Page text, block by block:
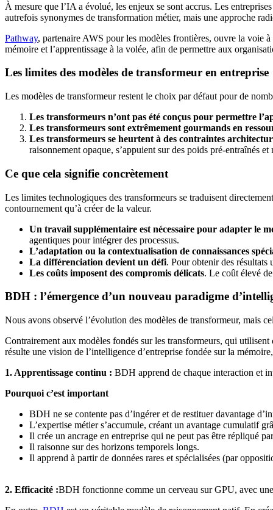
À mesure que l’IA a évolué, les enjeux se sont accrus. Les
autrefois synonymes de transformation métier, mais une approche
Pathway, partenaire AWS pour les modèles frontières, ouvre la voie
mémoire et l’apprentissage à la volée, afin de permettre aux
Les limites des modèles de transformeur en entreprise
Les modèles de transformeur restent le choix par défaut pour de
Les transformeurs n’ont pas été conçus pour permettre
Les transformeurs sont extrêmement gourmands en
Les transformeurs se heurtent à des contraintes
raisonnement opaque, s’appuient sur des poids pré-entraînés
Ce que cela signifie concrètement
Les limites technologiques des transformeurs se traduisent
contournement qu’à créer de la valeur.
Un travail supplémentaire est nécessaire pour adapter le
agentiques pour intégrer des processus.
L’adaptation ou la contextualisation de connaissances
La différenciation devient un défi. Pour obtenir des résultats
Les coûts imposent des compromis délicats. Le coût élevé
BDH : l’émergence d’un nouveau paradigme
Nous avons observé l’évolution des modèles de transformeur, mais
Contrairement aux modèles fondés sur les transformeurs, qui
résulte une vision de l’intelligence d’entreprise fondée sur la
1. Apprentissage continu : BDH apprend de chaque interaction et
Pourquoi c’est important
BDH ne se contente pas d’ingérer et de restituer davantage
L’expertise métier s’accumule, créant un avantage cumulatif
Il crée un ancrage en entreprise qui ne peut pas être répliqué
Il raisonne sur des horizons temporels longs.
Il apprend à partir de données rares et spécialisées (par
2. Efficacité :BDH fonctionne comme un cerveau sur GPU, avec